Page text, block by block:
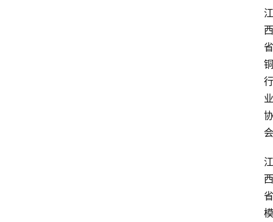
江
西
省
铜
行
业
协
会
江
西
省
模